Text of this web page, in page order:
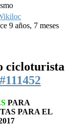
9 años, 7 meses
cicloturista
#111452
PARA
PARA EL